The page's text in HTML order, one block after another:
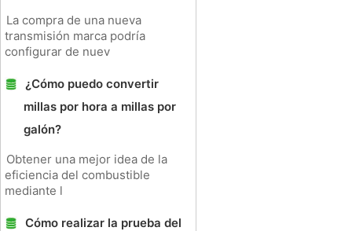
La compra de una nueva
transmisión marca podría
configurar de nuev
¿Cómo puedo convertir
millas por hora a millas por
galón?
Obtener una mejor idea de la
eficiencia del combustible
mediante l
Cómo realizar la prueba del